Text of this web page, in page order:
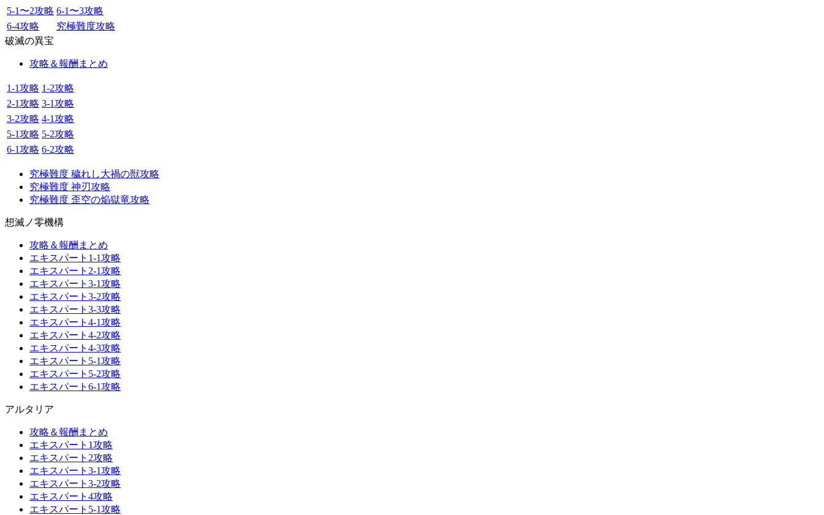
5-1〜2攻略 6-1〜3攻略
6-4攻略
究極難度攻略
破滅の異宝
攻略＆報酬まとめ
1-1攻略 1-2攻略
2-1攻略 3-1攻略
3-2攻略 4-1攻略
5-1攻略 5-2攻略
6-1攻略 6-2攻略
究極難度 穢れし大禍の獣攻略
究極難度 神刃攻略
究極難度 歪空の焔獄竜攻略
想滅ノ零機構
攻略＆報酬まとめ
エキスパート1-1攻略
エキスパート2-1攻略
エキスパート3-1攻略
エキスパート3-2攻略
エキスパート3-3攻略
エキスパート4-1攻略
エキスパート4-2攻略
エキスパート4-3攻略
エキスパート5-1攻略
エキスパート5-2攻略
エキスパート6-1攻略
アルタリア
攻略＆報酬まとめ
エキスパート1攻略
エキスパート2攻略
エキスパート3-1攻略
エキスパート3-2攻略
エキスパート4攻略
エキスパート5-1攻略